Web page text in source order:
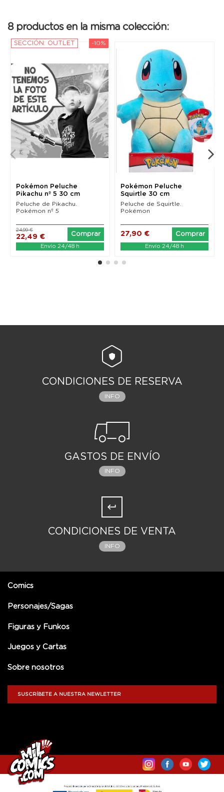
8 productos en la misma colección:
-10%
SECCIÓN: OUTLET
Pokémon Peluche
Pikachu nº 5 30 cm
Peluche de Pikachu.
Pokémon nº 5
22,49 €
24,99 €
Comprar
Envío 24/48 h
Pokémon Peluche
Squirtle 30 cm
Peluche de Squirtle.
Pokémon
27,90 € Comprar
Envío 24/48 h
CONDICIONES DE RESERVA
INFO
GASTOS DE ENVÍO
INFO
CONDICIONES DE VENTA
INFO
Comics
Personajes/Sagas
Figuras y Funkos
Juegos y Cartas
Sobre nosotros
SUSCRÍBETE A NUESTRA NEWLETTER